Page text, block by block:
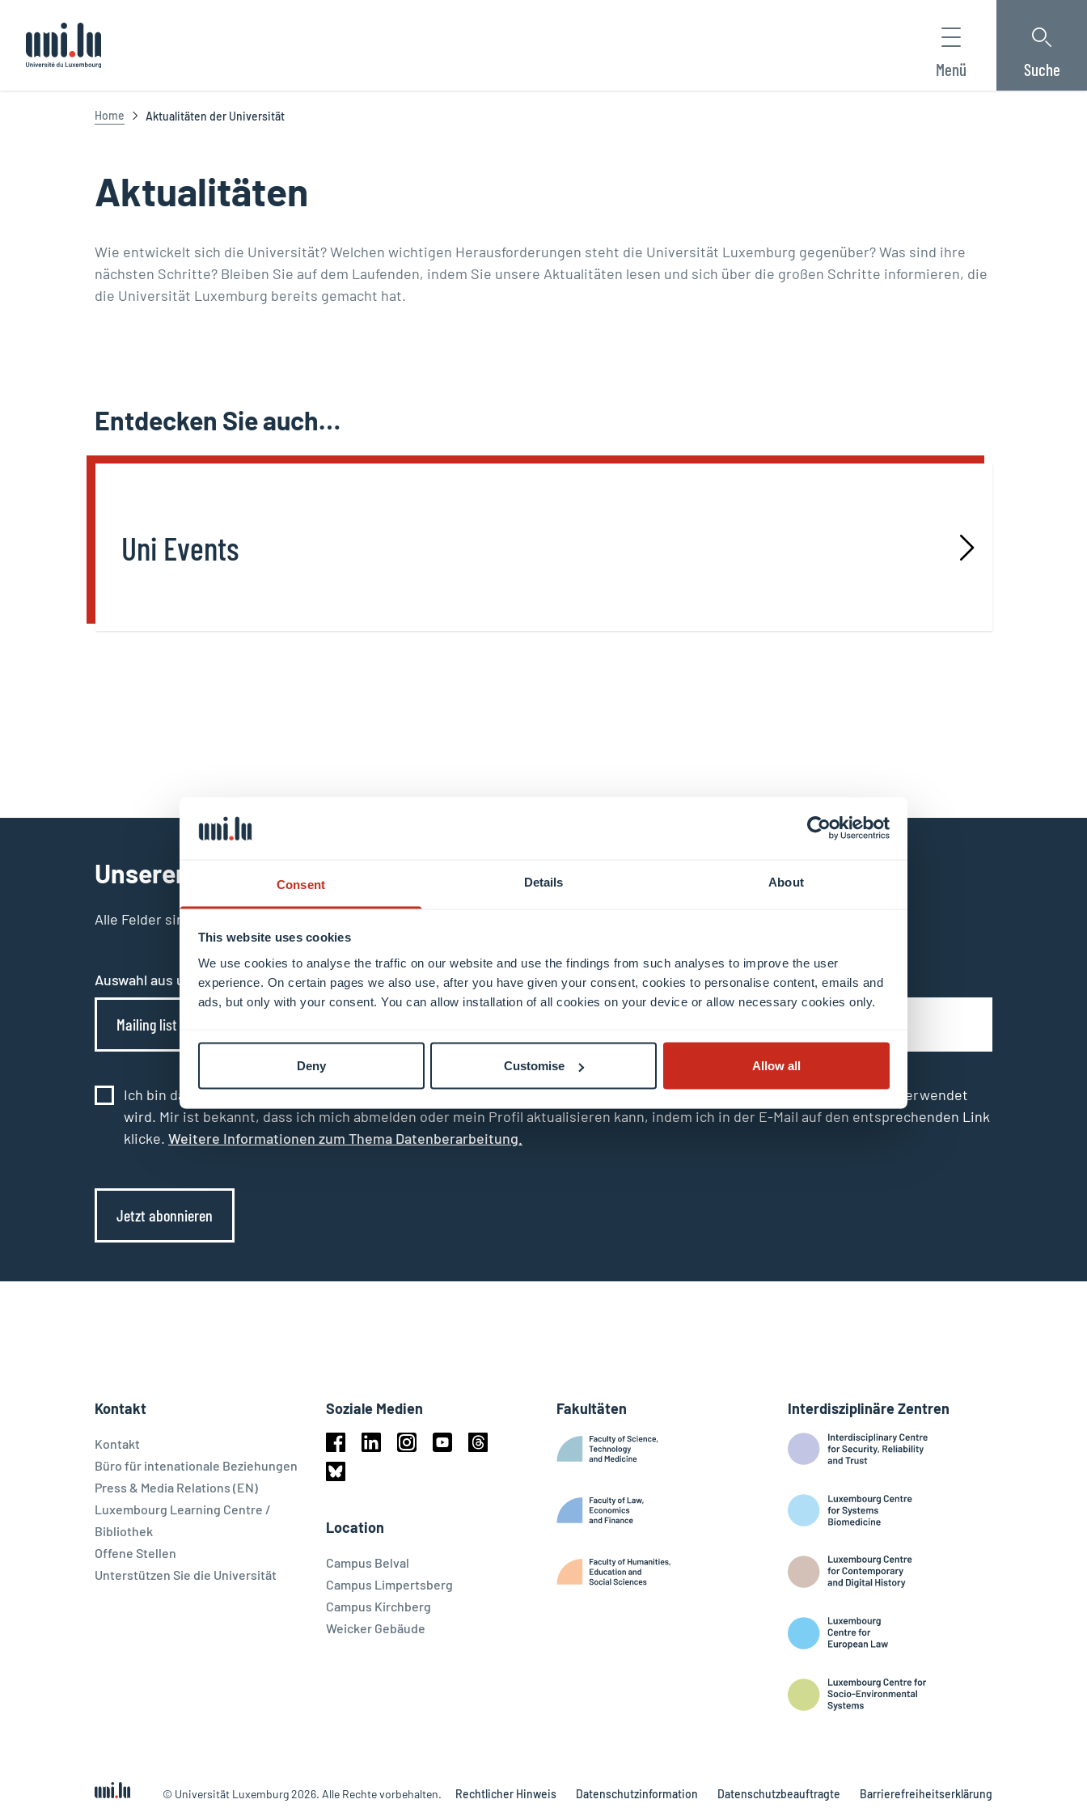
Consent Details About
This website uses cookies
We use cookies to analyse the traffic on our website and use the findings from such analyses to improve the user
experience. On certain pages we also use, after you have given your consent, cookies to personalise content, emails and
ads, but only with your consent. You can allow installation of all cookies on your device or allow necessary cookies only.
Deny Customise Allow all
Menü Suche
Home Aktualitäten der Universität
Aktualitäten
Wie entwickelt sich die Universität? Welchen wichtigen Herausforderungen steht die Universität Luxemburg gegenüber? Was sind ihre
nächsten Schritte? Bleiben Sie auf dem Laufenden, indem Sie unsere Aktualitäten lesen und sich über die großen Schritte informieren, die
die Universität Luxemburg bereits gemacht hat.
Entdecken Sie auch…
Uni Events
Unseren Newsletter abonnieren und auf dem Laufenden bleiben
Alle Felder sind Pflichtfelder
Auswahl aus unseren Mailinglisten
Mailing list 0 items selected
E-Mail-Adresse eingeben
Beispiel: contact@uni.lu
Ich bin damit einverstanden, dass meine E-Mail-Adresse für die Zusendung von Newslettern der Universität Luxemburg verwendet
wird. Mir ist bekannt, dass ich mich abmelden oder mein Profil aktualisieren kann, indem ich in der E-Mail auf den entsprechenden Link
klicke. Weitere Informationen zum Thema Datenberarbeitung.
Jetzt abonnieren
Kontakt
Kontakt
Büro für intenationale Beziehungen
Press & Media Relations (EN)
Luxembourg Learning Centre /
Bibliothek
Offene Stellen
Unterstützen Sie die Universität
Soziale Medien
Facebook
Location
Campus Belval
Campus Limpertsberg
Campus Kirchberg
Weicker Gebäude
Fakultäten Interdisziplinäre Zentren
© Universität Luxemburg 2026. Alle Rechte vorbehalten. Rechtlicher Hinweis Datenschutzinformation Datenschutzbeauftragte Barrierefreiheitserklärung